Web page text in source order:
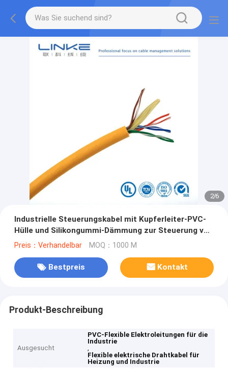
2/6
Industrielle Steuerungskabel mit Kupferleiter-PVC-
Hülle und Silikongummi-Dämmung zur Steuerung von
Leistungssignalen
Preis：Verhandelbar MOQ：1000 M
Bestpreis Kontakt
Produkt-Beschreibung
Ausgesucht
PVC-Flexible Elektroleitungen für die
Industrie
,
Flexible elektrische Drahtkabel für
Heizung und Industrie